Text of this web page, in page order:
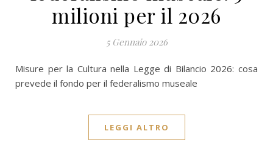
milioni per il 2026
5 Gennaio 2026
Misure per la Cultura nella Legge di Bilancio 2026: cosa
prevede il fondo per il federalismo museale
LEGGI ALTRO